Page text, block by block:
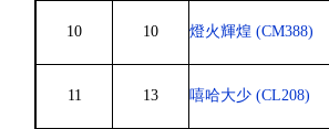
10 10 燈火輝煌 (CM388)
11 13 嘻哈大少 (CL208)